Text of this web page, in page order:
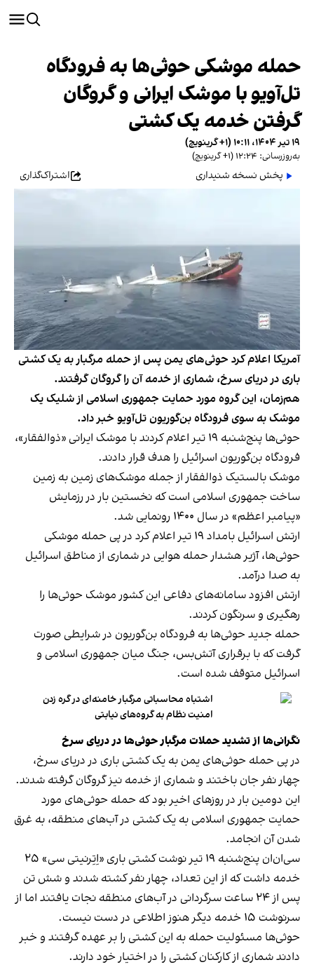
حمله موشکی حوثی‌ها به فرودگاه
تل‌آویو با موشک ایرانی و گروگان
گرفتن خدمه یک کشتی
۱۹ تیر ۱۴۰۴، ۱۰:۱۱ (‎+۱ گرینویچ)
به‌روزرسانی: ۱۲:۲۴ (‎+۱ گرینویچ)
پخش نسخه شنیداری اشتراک‌گذاری
آمریکا اعلام کرد حوثی‌های یمن پس از حمله مرگبار به یک کشتی
باری در دریای سرخ، شماری از خدمه آن را گروگان گرفتند.
هم‌زمان، این گروه مورد حمایت جمهوری اسلامی از شلیک یک
موشک به‌ سوی فرودگاه بن‌گوریون تل‌آویو خبر داد.
حوثی‌ها پنج‌شنبه ۱۹ تیر اعلام کردند با موشک ایرانی «ذوالفقار»،
فرودگاه بن‌گوریون اسرائیل را هدف قرار دادند.
موشک بالستیک ذوالفقار از جمله موشک‌های زمین به زمین
ساخت جمهوری اسلامی است که نخستین‌ بار در رزمایش
«پیامبر اعظم» در سال ۱۴۰۰ رونمایی شد.
ارتش اسرائیل بامداد ۱۹ تیر اعلام کرد در پی حمله موشکی
حوثی‌ها، آژیر هشدار حمله هوایی در شماری از مناطق اسرائیل
به صدا درآمد.
ارتش افزود سامانه‌های دفاعی این کشور موشک حوثی‌ها را
رهگیری و سرنگون کردند.
حمله جدید حوثی‌ها به فرودگاه بن‌گوریون در شرایطی صورت
گرفت که با برقراری آتش‌بس، جنگ میان جمهوری اسلامی و
اسرائیل متوقف شده است.
اشتباه محاسباتی مرگبار خامنه‌ای در گره زدن
امنیت نظام به گروه‌های نیابتی
نگرانی‌ها از تشدید حملات مرگبار حوثی‌ها در دریای سرخ
در پی حمله حوثی‌های یمن به یک کشتی باری در دریای سرخ،
چهار نفر جان باختند و شماری از خدمه نیز گروگان گرفته شدند.
این دومین بار در روزهای اخیر بود که حمله حوثی‌های مورد
حمایت جمهوری اسلامی به یک کشتی در آب‌های منطقه، به غرق
شدن آن انجامد.
سی‌ان‌ان پنج‌شنبه ۱۹ تیر نوشت کشتی باری «اِتِرنیتی سی» ۲۵
خدمه داشت که از این تعداد، چهار نفر کشته شدند و شش تن
پس از ۲۴ ساعت سرگردانی در آب‌های منطقه نجات یافتند اما از
سرنوشت ۱۵ خدمه دیگر هنوز اطلاعی در دست نیست.
حوثی‌ها مسئولیت حمله به این کشتی را بر عهده گرفتند و خبر
دادند شماری از کارکنان کشتی را در اختیار خود دارند.